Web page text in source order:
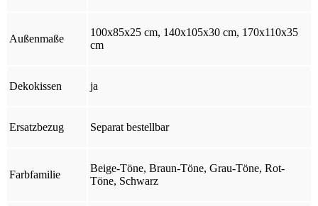
Außenmaße
100x85x25 cm, 140x105x30 cm, 170x110x35
cm
Dekokissen ja
Ersatzbezug Separat bestellbar
Farbfamilie
Beige-Töne, Braun-Töne, Grau-Töne, Rot-
Töne, Schwarz